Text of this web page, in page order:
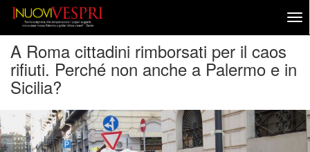
A Roma cittadini rimborsati per il caos
rifiuti. Perché non anche a Palermo e in
Sicilia?